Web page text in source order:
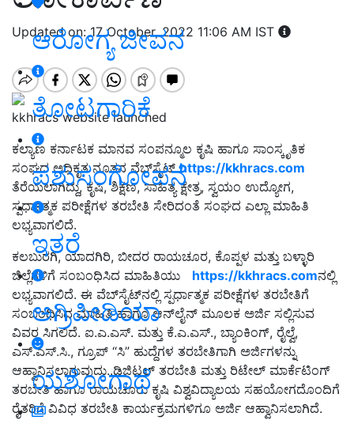
ಆರೋಗ್ಯ ಜೀವನ
ತೋಟಗಾರಿಕೆ
ಪಶುಸಂಗೋಪನೆ
ಇತರೆ
ಅಗ್ರಿಪೀಡಿಯಾ
ಯಶೋಗಾಥೆ
Updated on: 17 October, 2022 11:06 AM IST
kkhracs website launched
ಕಲ್ಯಾಣ ಕರ್ನಾಟಕ ಮಾನವ ಸಂಪನ್ಮೂಲ ಕೃಷಿ ಹಾಗೂ ಸಾಂಸ್ಕೃತಿಕ
ಸಂಘದ ಅಧಿಕೃತ ನೂತನ ವೆಬ್‍ಸೈಟ್https://kkhracs.com
ತೆರೆಯಲಾಗಿದ್ದು, ಕೃಷಿ, ಶಿಕ್ಷಣ, ಸಾಹಿತ್ಯ ಕ್ಷೇತ್ರ, ಸ್ವಯಂ ಉದ್ಯೋಗ,
ಸ್ಪರ್ಧಾತ್ಮಕ ಪರೀಕ್ಷೆಗಳ ತರಬೇತಿ ಸೇರಿದಂತೆ ಸಂಘದ ಎಲ್ಲಾ ಮಾಹಿತಿ
ಲಭ್ಯವಾಗಲಿದೆ.
ಕಲಬುರಗಿ, ಯಾದಗಿರಿ, ಬೀದರ ರಾಯಚೂರ, ಕೊಪ್ಪಳ ಮತ್ತು ಬಳ್ಳಾರಿ
ಜಿಲ್ಲೆಗಳಿಗೆ ಸಂಬಂಧಿಸಿದ ಮಾಹಿತಿಯು https://kkhracs.comನಲ್ಲಿ
ಲಭ್ಯವಾಗಲಿದೆ. ಈ ವೆಬ್‍ಸೈಟ್‍ನಲ್ಲಿ ಸ್ಪರ್ಧಾತ್ಮಕ ಪರೀಕ್ಷೆಗಳ ತರಬೇತಿಗೆ
ಸಂಬಂಧಿಸಿದ ಮಾಹಿತಿ ಹಾಗೂ ಆನ್‍ಲೈನ್ ಮೂಲಕ ಅರ್ಜಿ ಸಲ್ಲಿಸುವ
ವಿವರ ಸಿಗಲಿದೆ. ಐ.ಎ.ಎಸ್. ಮತ್ತು ಕೆ.ಎ.ಎಸ್., ಬ್ಯಾಂಕಿಂಗ್, ರೈಲ್ವೆ,
ಎಸ್.ಎಸ್.ಸಿ., ಗ್ರೂಪ್ “ಸಿ” ಹುದ್ದೆಗಳ ತರಬೇತಿಗಾಗಿ ಅರ್ಜಿಗಳನ್ನು
ಆಹ್ವಾನಿಸಲಾಗುವುದು..ಡಿಜಿಟಲ್ ತರಬೇತಿ ಮತ್ತು ರಿಟೇಲ್ ಮಾರ್ಕೆಟಿಂಗ್
ತರಬೇತಿ ಹಾಗೂ ರಾಯಚೂರು ಕೃಷಿ ವಿಶ್ವವಿದ್ಯಾಲಯ ಸಹಯೋಗದೊಂದಿಗೆ
ರೈತರಿಗೆ ವಿವಿಧ ತರಬೇತಿ ಕಾರ್ಯಕ್ರಮಗಳಿಗೂ ಅರ್ಜಿ ಆಹ್ವಾನಿಸಲಾಗಿದೆ.